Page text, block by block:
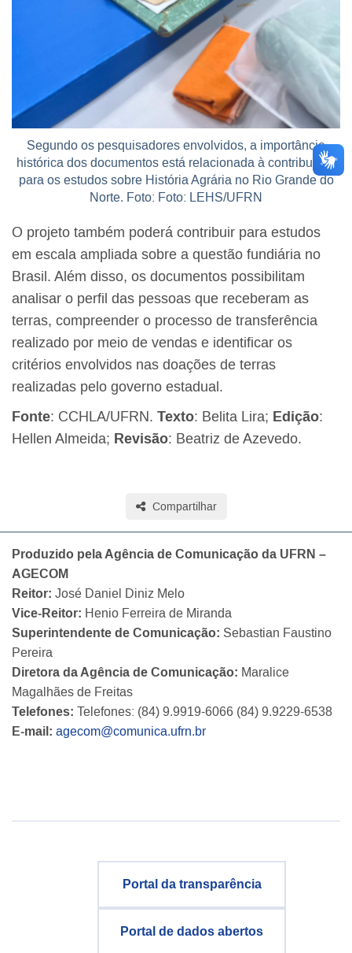
Segundo os pesquisadores envolvidos, a importância
histórica dos documentos está relacionada à contribuição
para os estudos sobre História Agrária no Rio Grande do
Norte. Foto: Foto: LEHS/UFRN
O projeto também poderá contribuir para estudos
em escala ampliada sobre a questão fundiária no
Brasil. Além disso, os documentos possibilitam
analisar o perfil das pessoas que receberam as
terras, compreender o processo de transferência
realizado por meio de vendas e identificar os
critérios envolvidos nas doações de terras
realizadas pelo governo estadual.
Fonte: CCHLA/UFRN. Texto: Belita Lira; Edição:
Hellen Almeida; Revisão: Beatriz de Azevedo.
Compartilhar
Produzido pela Agência de Comunicação da UFRN –
AGECOM
Reitor: José Daniel Diniz Melo
Vice-Reitor: Henio Ferreira de Miranda
Superintendente de Comunicação: Sebastian Faustino
Pereira
Diretora da Agência de Comunicação: Maralice
Magalhães de Freitas
Telefones: Telefones: (84) 9.9919-6066 (84) 9.9229-6538
E-mail: agecom@comunica.ufrn.br
Portal da transparência
Portal de dados abertos